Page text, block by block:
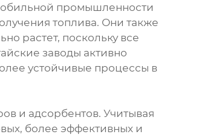
промышленности
топлива. Они также
растет, поскольку все
заводы активно
устойчивые процессы в
и адсорбентов. Учитывая
более эффективных и